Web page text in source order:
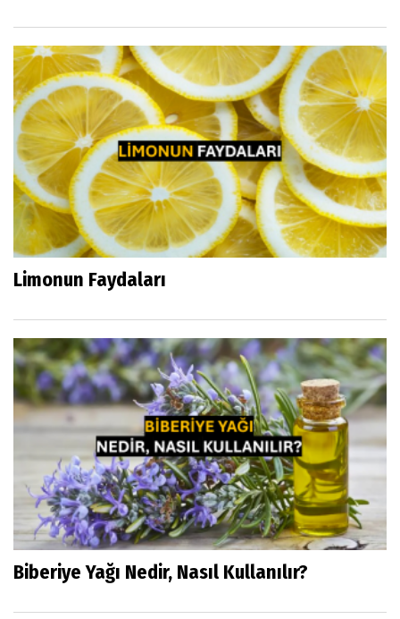
Limonun Faydaları
Biberiye Yağı Nedir, Nasıl Kullanılır?